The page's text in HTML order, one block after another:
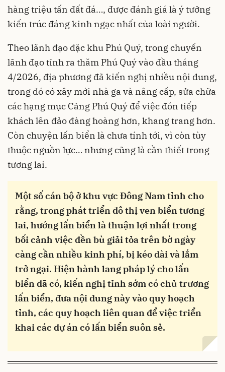
hàng triệu tấn đất đá…, được đánh giá là ý tưởng
kiến trúc đáng kinh ngạc nhất của loài người.
Theo lãnh đạo đặc khu Phú Quý, trong chuyến
lãnh đạo tỉnh ra thăm Phú Quý vào đầu tháng
4/2026, địa phương đã kiến nghị nhiều nội dung,
trong đó có xây mới nhà ga và nâng cấp, sửa chữa
các hạng mục Cảng Phú Quý để việc đón tiếp
khách lên đảo đàng hoàng hơn, khang trang hơn.
Còn chuyện lấn biển là chưa tính tới, vì còn tùy
thuộc nguồn lực… nhưng cũng là cần thiết trong
tương lai.
Một số cán bộ ở khu vực Đông Nam tỉnh cho
rằng, trong phát triển đô thị ven biển tương
lai, hướng lấn biển là thuận lợi nhất trong
bối cảnh việc đền bù giải tỏa trên bờ ngày
càng cần nhiều kinh phí, bị kéo dài và lắm
trở ngại. Hiện hành lang pháp lý cho lấn
biển đã có, kiến nghị tỉnh sớm có chủ trương
lấn biển, đưa nội dung này vào quy hoạch
tỉnh, các quy hoạch liên quan để việc triển
khai các dự án có lấn biển suôn sẻ.